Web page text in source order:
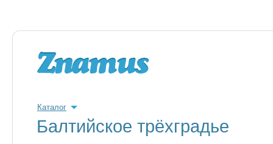
Каталог
Балтийское трёхградье